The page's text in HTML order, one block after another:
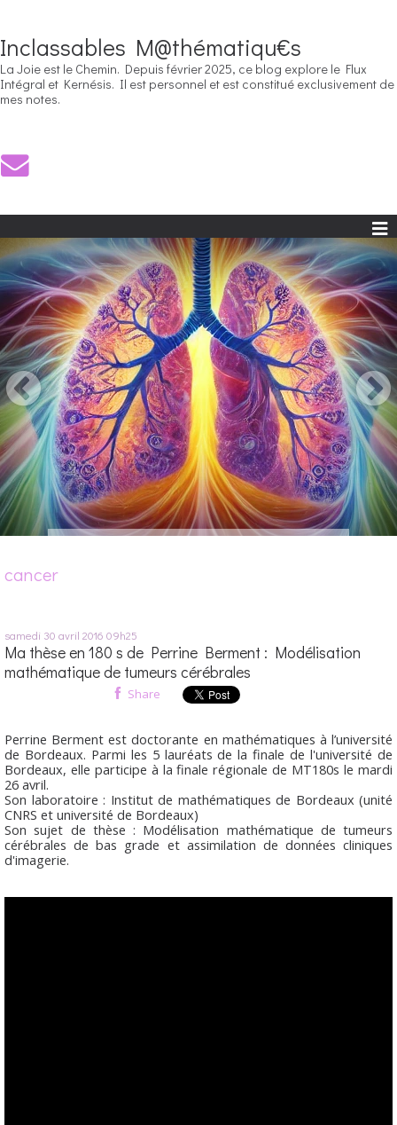
Inclassables M@thématiqu€s
La Joie est le Chemin. Depuis février 2025, ce blog explore le Flux
Intégral et Kernésis. Il est personnel et est constitué exclusivement de
mes notes.
cancer
samedi 30 avril 2016 09h25
Ma thèse en 180 s de Perrine Berment : Modélisation
mathématique de tumeurs cérébrales
Share
Perrine Berment est doctorante en mathématiques à l’université
de Bordeaux. Parmi les 5 lauréats de la finale de l'université de
Bordeaux, elle participe à la finale régionale de MT180s le mardi
26 avril.
Son laboratoire : Institut de mathématiques de Bordeaux (unité
CNRS et université de Bordeaux)
Son sujet de thèse : Modélisation mathématique de tumeurs
cérébrales de bas grade et assimilation de données cliniques
d'imagerie.